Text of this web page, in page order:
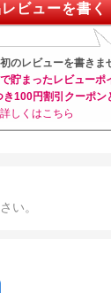
ビューを書く
のレビューを書きま
貯まったレビューポ
100円割引クーポン
しくはこちら
い。